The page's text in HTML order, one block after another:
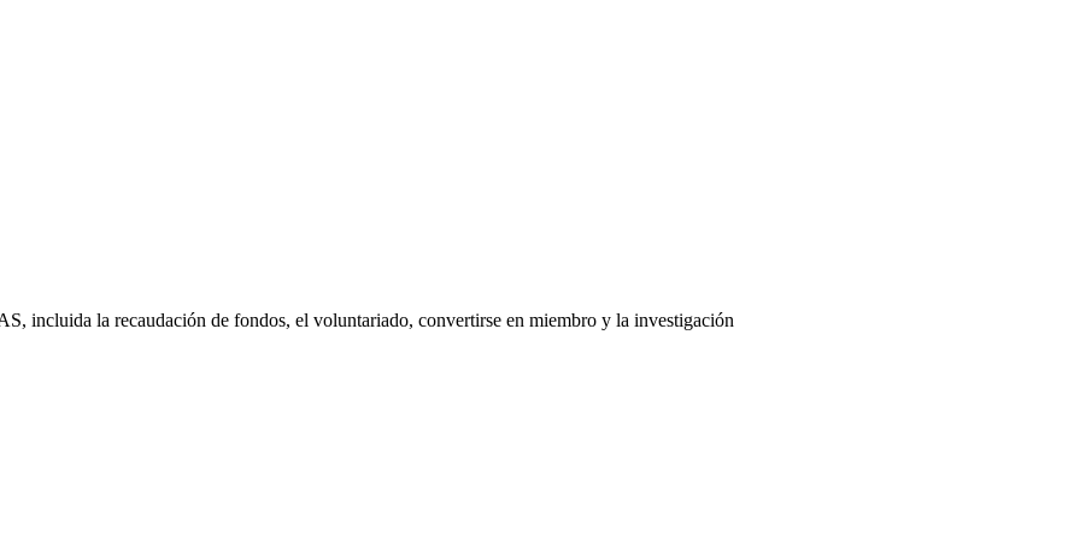
incluida la recaudación de fondos, el voluntariado, convertirse en miembro y la investigación